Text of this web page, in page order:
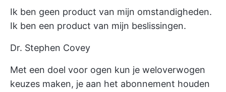
Ik ben geen product van mijn omstandigheden.
Ik ben een product van mijn beslissingen.
Dr. Stephen Covey
Met een doel voor ogen kun je weloverwogen
keuzes maken, je aan het abonnement houden